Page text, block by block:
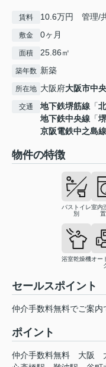
賃料 10.6万円 管理/
敷金 0ヶ月
面積 25.86㎡
築年数 新築
所在地 大阪府大阪市中
交通 地下鉄堺筋線 「
地下鉄中央線 「
京阪電鉄中之島線
物件の特徴
バストイレ
別
室内
浴室乾燥機オー
セールスポイント
仲介手数料無料でご案内
ポイント
仲介手数料無料 大阪